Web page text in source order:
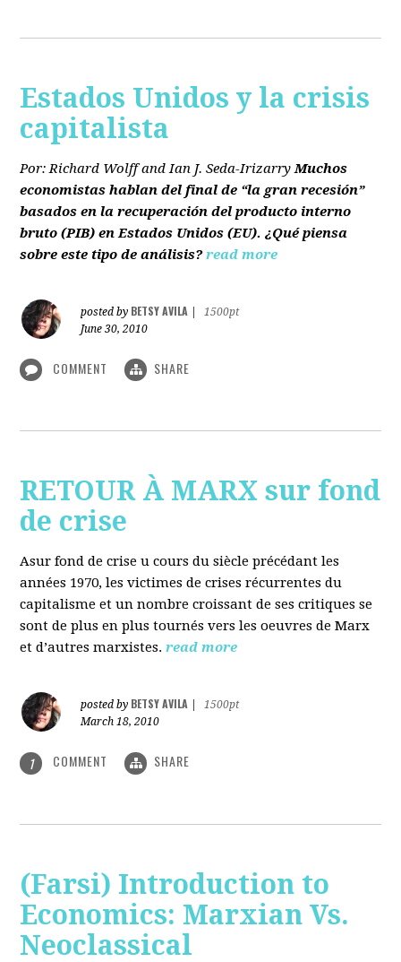
Estados Unidos y la crisis
capitalista
Por: Richard Wolff and Ian J. Seda-Irizarry Muchos
economistas hablan del final de “la gran recesión”
basados en la recuperación del producto interno
bruto(PIB)en Estados Unidos(EU). ¿Qué piensa
sobre este tipo de análisis? read more
posted by BETSY AVILA
1500pt
June 30, 2010
COMMENT SHARE
RETOUR À MARX sur fond
de crise
Asur fond de crise u cours du siècle précédant les
années 1970, les victimes de crises récurrentes du
capitalisme et un nombre croissant de ses critiques se
sont de plus en plus tournés vers les oeuvres de Marx
et d’autres marxistes. read more
posted by BETSY AVILA
1500pt
March 18, 2010
1 COMMENT SHARE
(Farsi) Introduction to
Economics: Marxian Vs.
Neoclassical